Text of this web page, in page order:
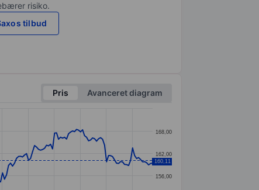
risiko.
tilbud
Pris
Avanceret diagram
156,00
162,00
168,00
160,11